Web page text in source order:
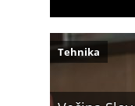
Tehnika